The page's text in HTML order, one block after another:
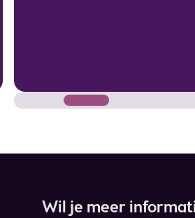
Wil je meer